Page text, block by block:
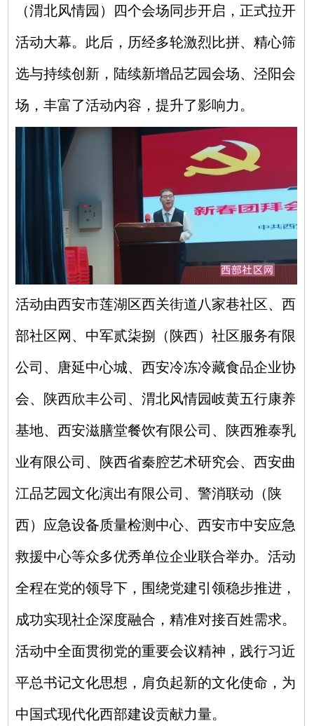
（渭北风情园）四个会场同步开启，正式拉开
活动大幕。此后，历经多轮激烈比拼、精心筛
选与持续创新，陆续新增品艺园会场、泾阳会
场，丰富了活动内容，提升了影响力。
活动由西安市莲湖区西关街道八家巷社区、西
部社区网、中军贰柒捌（陕西）社区服务有限
公司、唐延中心城、西安冷冻冷藏食品企业协
会、陕西欣丰公司、渭北风情园岐黄五行康养
基地、西安滋膳堂餐饮有限公司、陕西雅泰乳
业有限公司、陕西省秦腔艺术研究会、西安曲
江品艺园文化演出有限公司、警消联动（陕
西）应急设备质量检测中心、西安市中安应急
救援中心等众多优秀单位企业联合举办。活动
全程在党的领导下，围绕党建引领稳步推进，
成功实现社企深度融合，精准对接百姓需求。
活动中全面贯彻党的重要会议精神，践行习近
平总书记文化思想，肩负起新的文化使命，为
中国式现代化西部建设贡献力量。